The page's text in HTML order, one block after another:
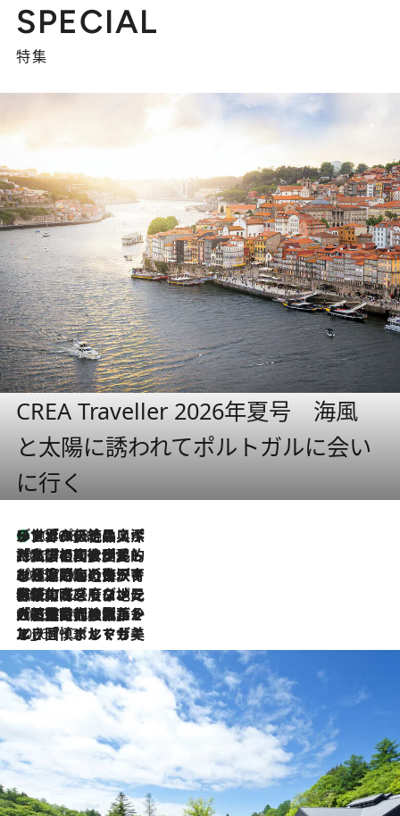
SPECIAL
特集
CREA Traveller 2026年夏号 海風
と太陽に誘われてポルトガルに会い
に行く
2026.8.8
リスボンの絶品スイーツ「パステル・デ・ナタ」とは？ポルトガル伝統の奥深い世界へ
2026.7.27
「私の祖国はポルトガル語です」国民的詩人フェルナンド・ペソアと、彼が愛した文学の街を歩く
2026.7.26
ポルトガル近海が育む極上の海の幸。キリリと冷えた白ワインと愉しむ、シーフード専門店の贅沢
2026.7.22
伝統の味をモダンに昇華。高感度な地元客が集う、リスボンの最旬ガストロノミー
2026.7.21
大航海時代の栄華から、震災、独裁、そして革命へ。ポルトガル・首都リスボンの石畳に刻まれた「歴史の光と影」
2026.7.13
エッセイ・ヤマザキマリ「慎ましくも美しき国 ポルトガル」